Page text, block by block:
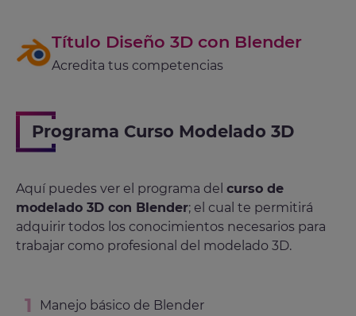
Título Diseño 3D con Blender
Acredita tus competencias
Programa Curso Modelado 3D
Aquí puedes ver el programa del curso de
modelado 3D con Blender; el cual te permitirá
adquirir todos los conocimientos necesarios para
trabajar como profesional del modelado 3D.
Manejo básico de Blender